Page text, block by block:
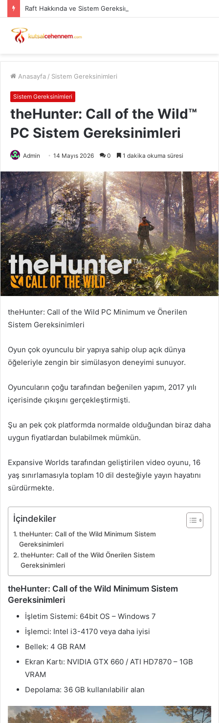
Raft Hakkında ve Sistem Gereksinimleri
Anasayfa / Sistem Gereksinimleri
Sistem Gereksinimleri
theHunter: Call of the Wild™
PC Sistem Gereksinimleri
Admin 14 Mayıs 2026 0 1 dakika okuma süresi
theHunter: Call of the Wild PC Minimum ve Önerilen
Sistem Gereksinimleri
Oyun çok oyunculu bir yapıya sahip olup açık dünya
öğeleriyle zengin bir simülasyon deneyimi sunuyor.
Oyuncuların çoğu tarafından beğenilen yapım, 2017 yılı
içerisinde çıkışını gerçekleştirmişti.
Şu an pek çok platformda normalde olduğundan biraz daha
uygun fiyatlardan bulabilmek mümkün.
Expansive Worlds tarafından geliştirilen video oyunu, 16
yaş sınırlamasıyla toplam 10 dil desteğiyle yayın hayatını
sürdürmekte.
İçindekiler
theHunter: Call of the Wild Minimum Sistem
Gereksinimleri
theHunter: Call of the Wild Önerilen Sistem
Gereksinimleri
theHunter: Call of the Wild Minimum Sistem
Gereksinimleri
İşletim Sistemi: 64bit OS – Windows 7
İşlemci: Intel i3-4170 veya daha iyisi
Bellek: 4 GB RAM
Ekran Kartı: NVIDIA GTX 660 / ATI HD7870 – 1GB
VRAM
Depolama: 36 GB kullanılabilir alan